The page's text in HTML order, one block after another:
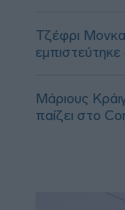
Τζέφρι
Μάριους
παίζει στο